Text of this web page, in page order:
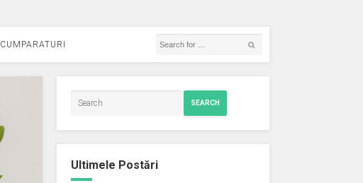
CUMPARATURI
SEARCH
Ultimele Postări